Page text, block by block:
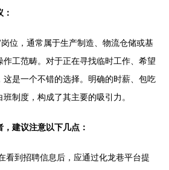
岗位，通常属于生产制造、物流仓储或基
工范畴。对于正在寻找临时工作、希望
是一个不错的选择。明确的时薪、包吃
制度，构成了其主要的吸引力。
建议注意以下几点：
看到招聘信息后，应通过化龙巷平台提